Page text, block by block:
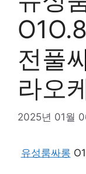
전풀
라오
2025년 01월
유성룸싸롱